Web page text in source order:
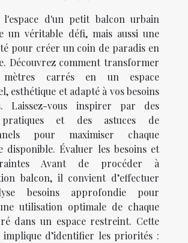
l'espace d'un petit balcon urbain
un véritable défi, mais aussi une
pour créer un coin de paradis en
Découvrez comment transformer
mètres carrés en un espace
esthétique et adapté à vos besoins
Laissez-vous inspirer par des
pratiques et des astuces de
pour maximiser chaque
disponible. Évaluer les besoins et
Avant de procéder à
balcon, il convient d’effectuer
besoins approfondie pour
utilisation optimale de chaque
dans un espace restreint. Cette
implique d’identifier les priorités :